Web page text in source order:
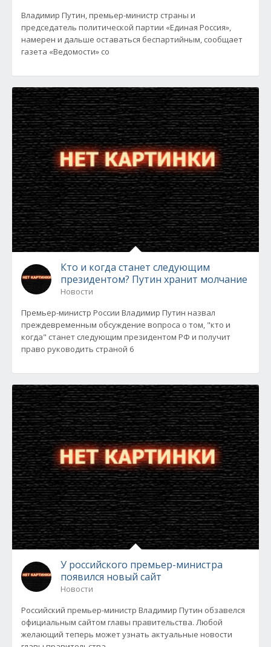
Владимир Путин, премьер-министр страны и
председатель политической партии «Единая Россия»,
намерен и дальше оставаться беспартийным, сообщает
газета «Ведомости» со
Кто и когда станет следующим
президентом? Путин хранит молчание
Новости
Премьер-министр России Владимир Путин назвал
преждевременным обсуждение вопроса о том, "кто и
когда" станет следующим президентом РФ и получит
право руководить страной 6
У российского премьер-министра
появился новый сайт
Новости
Российский премьер-министр Владимир Путин обзавелся
официальным сайтом главы правительства. Любой
желающий теперь может узнать актуальные новости